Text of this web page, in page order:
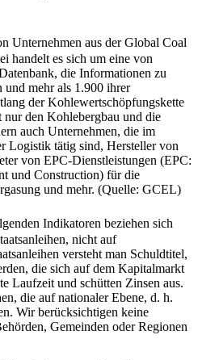
Unternehmen aus der Global Coal
handelt es sich um eine von
die Informationen zu
und mehr als 1.900 ihrer
der Kohlewertschöpfungskette
nur den Kohlebergbau und die
auch Unternehmen, die im
Logistik tätig sind, Hersteller von
von EPC-Dienstleistungen (EPC:
und Construction) für die
und mehr. (Quelle: GCEL)
Indikatoren beziehen sich
nicht auf
versteht man Schuldtitel,
die sich auf dem Kapitalmarkt
Laufzeit und schütten Zinsen aus.
die auf nationaler Ebene, d. h.
Wir berücksichtigen keine
Gemeinden oder Regionen